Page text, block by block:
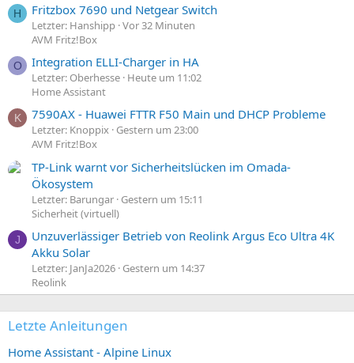
H Fritzbox 7690 und Netgear Switch
Letzter: Hanshipp Vor 32 Minuten
AVM Fritz!Box
O Integration ELLI-Charger in HA
Letzter: Oberhesse Heute um 11:02
Home Assistant
K 7590AX - Huawei FTTR F50 Main und DHCP Probleme
Letzter: Knoppix Gestern um 23:00
AVM Fritz!Box
TP-Link warnt vor Sicherheitslücken im Omada-
Ökosystem
Letzter: Barungar Gestern um 15:11
Sicherheit (virtuell)
J
Unzuverlässiger Betrieb von Reolink Argus Eco Ultra 4K
Akku Solar
Letzter: JanJa2026 Gestern um 14:37
Reolink
Letzte Anleitungen
Home Assistant - Alpine Linux